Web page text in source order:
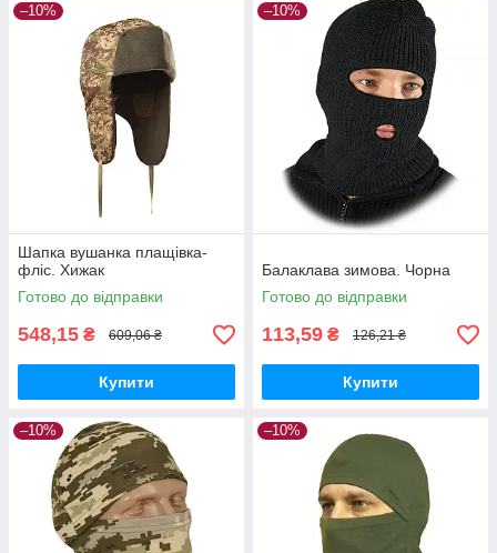
–10%
Шапка вушанка плащівка-
фліс. Хижак
Готово до відправки
548,15 ₴ 609,06 ₴
Купити
–10%
Балаклава зимова. Чорна
Готово до відправки
113,59 ₴ 126,21 ₴
Купити
–10% –10%